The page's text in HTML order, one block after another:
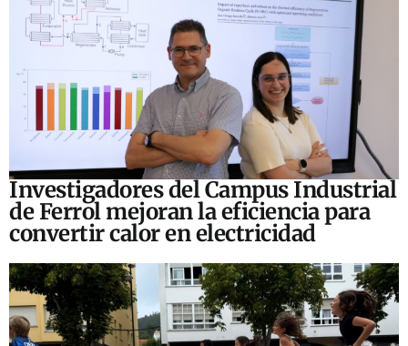
Investigadores del Campus Industrial
de Ferrol mejoran la eficiencia para
convertir calor en electricidad